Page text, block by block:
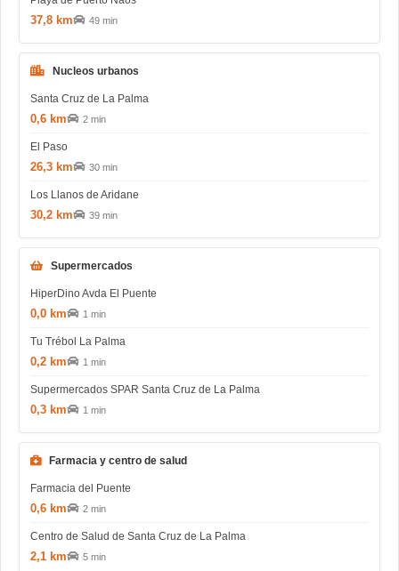
37,8 km 49 min
Nucleos urbanos
Santa Cruz de La Palma
0,6 km 2 min
El Paso
26,3 km 30 min
Los Llanos de Aridane
30,2 km 39 min
Supermercados
HiperDino Avda El Puente
0,0 km 1 min
Tu Trébol La Palma
0,2 km 1 min
Supermercados SPAR Santa Cruz de La Palma
0,3 km 1 min
Farmacia y centro de salud
Farmacia del Puente
0,6 km 2 min
Centro de Salud de Santa Cruz de La Palma
2,1 km 5 min